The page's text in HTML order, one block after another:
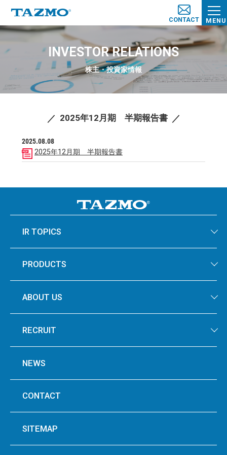
MENU
CONTACT
INVESTOR RELATIONS
株主・投資家情報
2025年12月期 半期報告書
2025.08.08
2025年12月期 半期報告書
IR TOPICS
PRODUCTS
ABOUT US
RECRUIT
NEWS
CONTACT
SITEMAP